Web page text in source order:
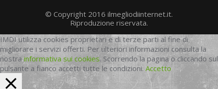
© Copyright 2016 ilmegliodiinternet.it.
Riproduzione riservata.
IMDI utilizza cookies proprietari e di terze parti al fine di
migliorare i servizi offerti. Per ulteriori informazioni consulta la
nostrainformativa sui cookies. Scorrendo la pagina o cliccando sul
pulsante a fianco accetti tutte le condizioni. Accetto